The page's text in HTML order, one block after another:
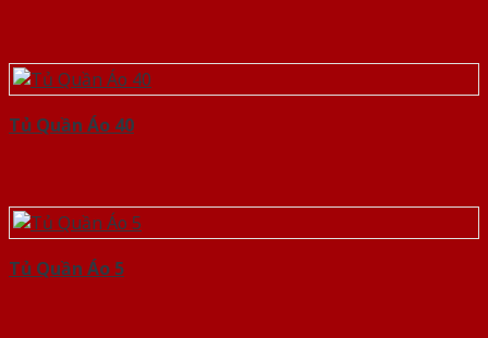
Tủ Quần Áo 40
Tủ Quần Áo 5